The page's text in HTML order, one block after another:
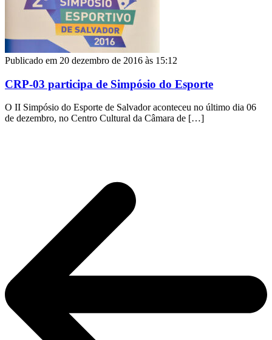
Publicado em 20 dezembro de 2016 às 15:12
CRP-03 participa de Simpósio do Esporte
O II Simpósio do Esporte de Salvador aconteceu no último dia 06
de dezembro, no Centro Cultural da Câmara de […]